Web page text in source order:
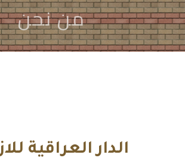
من نحن
الدار العراقية